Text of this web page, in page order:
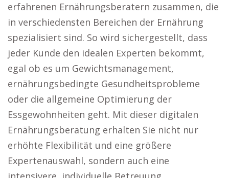
erfahrenen Ernährungsberatern zusammen, die
in verschiedensten Bereichen der Ernährung
spezialisiert sind. So wird sichergestellt, dass
jeder Kunde den idealen Experten bekommt,
egal ob es um Gewichtsmanagement,
ernährungsbedingte Gesundheitsprobleme
oder die allgemeine Optimierung der
Essgewohnheiten geht. Mit dieser digitalen
Ernährungsberatung erhalten Sie nicht nur
erhöhte Flexibilität und eine größere
Expertenauswahl, sondern auch eine